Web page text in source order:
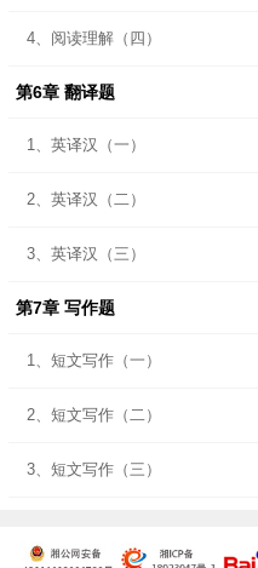
4、阅读理解（四）
第6章 翻译题
1、英译汉（一）
2、英译汉（二）
3、英译汉（三）
第7章 写作题
1、短文写作（一）
2、短文写作（二）
3、短文写作（三）